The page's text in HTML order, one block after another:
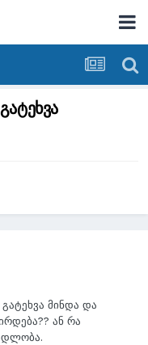
მინდა და
ან რა